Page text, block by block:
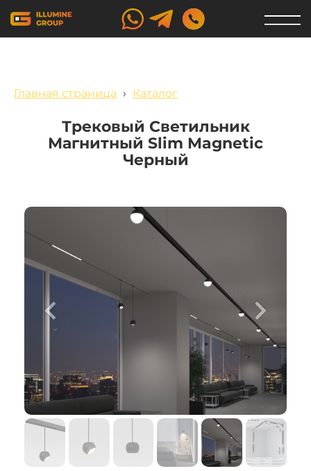
Главная страница › Каталог
Трековый Светильник
Магнитный Slim Magnetic
Черный